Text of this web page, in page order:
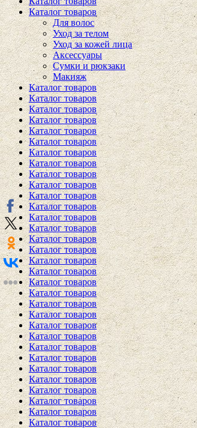
Каталог товаров
Для волос
Уход за телом
Уход за кожей лица
Аксессуары
Сумки и рюкзаки
Макияж
Каталог товаров
Каталог товаров
Каталог товаров
Каталог товаров
Каталог товаров
Каталог товаров
Каталог товаров
Каталог товаров
Каталог товаров
Каталог товаров
Каталог товаров
Каталог товаров
Каталог товаров
Каталог товаров
Каталог товаров
Каталог товаров
Каталог товаров
Каталог товаров
Каталог товаров
Каталог товаров
Каталог товаров
Каталог товаров
Каталог товаров
Каталог товаров
Каталог товаров
Каталог товаров
Каталог товаров
Каталог товаров
Каталог товаров
Каталог товаров
Каталог товаров
Каталог товаров